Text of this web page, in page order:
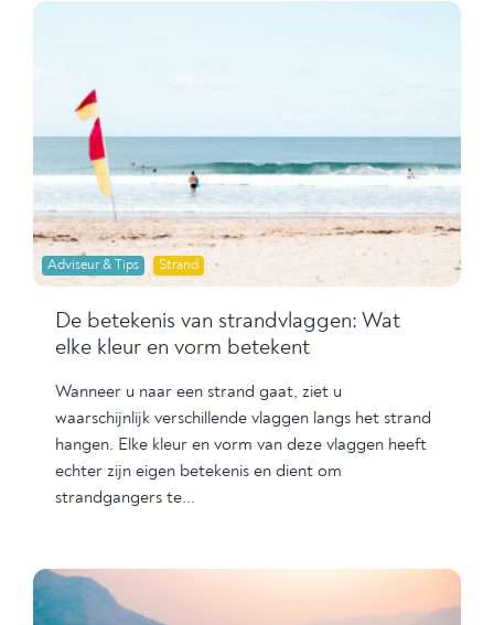
Adviseur & Tips Strand
De betekenis van strandvlaggen: Wat
elke kleur en vorm betekent
Wanneer u naar een strand gaat, ziet u
waarschijnlijk verschillende vlaggen langs het strand
hangen. Elke kleur en vorm van deze vlaggen heeft
echter zijn eigen betekenis en dient om
strandgangers te...